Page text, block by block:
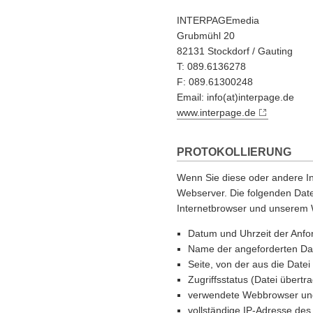
INTERPAGEmedia
Grubmühl 20
82131 Stockdorf / Gauting
T: 089.6136278
F: 089.61300248
Email: info(at)interpage.de
www.interpage.de
PROTOKOLLIERUNG
Wenn Sie diese oder andere
Webserver. Die folgenden
Internetbrowser und unserem
Datum und Uhrzeit der
Name der angeforderten
Seite, von der aus die
Zugriffsstatus (Datei
verwendete Webbrowser
vollständige IP-Adresse